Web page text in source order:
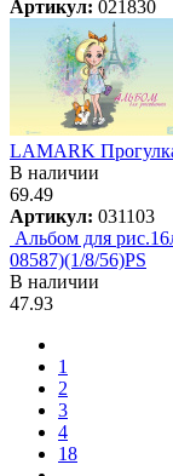
Артикул: 021830
LAMARK
В наличии
69.49
Артикул: 031103
Альбом для
08587)(1/8/56)PS
В наличии
47.93
1
2
3
4
18